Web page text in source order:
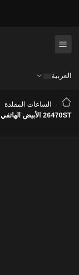
العربية
- الساعات المقلدة
26470ST الأبيض الهاتفي طبق الاصل ووتش TKF 42mm